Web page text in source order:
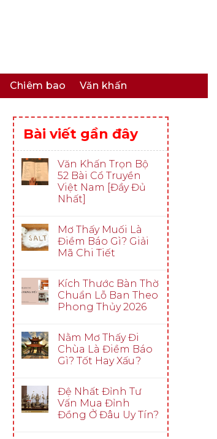
Chiêm bao Văn khấn
Bài viết gần đây
Văn Khấn Trọn Bộ
52 Bài Cổ Truyền
Việt Nam [Đầy Đủ
Nhất]
Mơ Thấy Muối Là
Điềm Báo Gì? Giải
Mã Chi Tiết
Kích Thước Bàn Thờ
Chuẩn Lỗ Ban Theo
Phong Thủy 2026
Nằm Mơ Thấy Đi
Chùa Là Điềm Báo
Gì? Tốt Hay Xấu?
Đệ Nhất Đỉnh Tư
Vấn Mua Đỉnh
Đồng Ở Đâu Uy Tín?